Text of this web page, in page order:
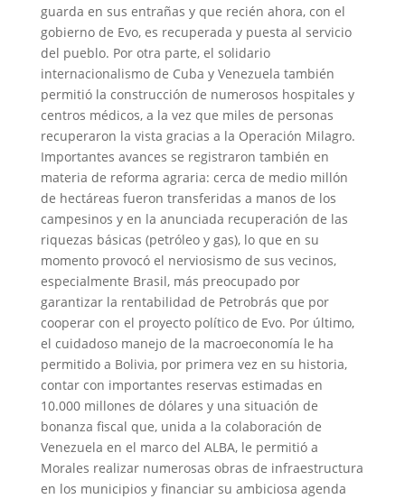
guarda en sus entrañas y que recién ahora, con el
gobierno de Evo, es recuperada y puesta al servicio
del pueblo. Por otra parte, el solidario
internacionalismo de Cuba y Venezuela también
permitió la construcción de numerosos hospitales y
centros médicos, a la vez que miles de personas
recuperaron la vista gracias a la Operación Milagro.
Importantes avances se registraron también en
materia de reforma agraria: cerca de medio millón
de hectáreas fueron transferidas a manos de los
campesinos y en la anunciada recuperación de las
riquezas básicas (petróleo y gas), lo que en su
momento provocó el nerviosismo de sus vecinos,
especialmente Brasil, más preocupado por
garantizar la rentabilidad de Petrobrás que por
cooperar con el proyecto político de Evo. Por último,
el cuidadoso manejo de la macroeconomía le ha
permitido a Bolivia, por primera vez en su historia,
contar con importantes reservas estimadas en
10.000 millones de dólares y una situación de
bonanza fiscal que, unida a la colaboración de
Venezuela en el marco del ALBA, le permitió a
Morales realizar numerosas obras de infraestructura
en los municipios y financiar su ambiciosa agenda